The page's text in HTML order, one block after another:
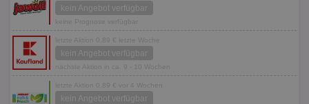
kein Angebot verfügbar
keine Prognose verfügbar
letzte Aktion 0,89 € letzte Woche
kein Angebot verfügbar
nächste Aktion in ca. 9 - 10 Wochen
letzte Aktion 0,89 € vor 4 Wochen
kein Angebot verfügbar